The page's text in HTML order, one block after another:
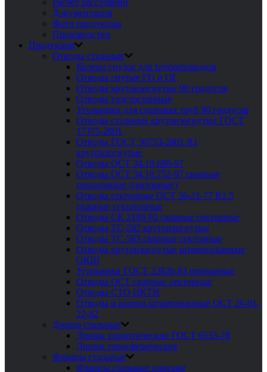
Расчет расстояний
Документация
Фото продукции
Производство
Продукция
Отводы стальные
Колено гнутое для трубопроводов
Отводы гнутые ГО и ОГ
Отводы крутоизогнутые 90 градусов
Отводы толстостенные
Угольники для стальных труб 90 градусов
Отводы стальные крутоизогнутые ГОСТ
17375-2001
Отводы ГОСТ 30753-2001 R1
крутоизогнутые
Отводы ОСТ 34.10.699-97
Отводы ОСТ 34.10.752-97 сварные
секционные (секторные)
Отводы секторные ОСТ 36-21-77 R1.5
сварные секционные
Отводы СК 2109-92 сварные секторные
Отводы ТС-582 крутоизогнутые
Отводы ТС-583 сварные секторные
Отводы крутоизогнутые штампосварные
ОКШ
Угольники ГОСТ 22820-83 приварные
Отводы ОСТ сварные секторные
Отводы СТО ЦКТИ
Отводы и колена штампованные ОСТ 26-01-
22-82
Днища стальные
Днища эллиптические ГОСТ 6533-78
Днища торосферические
Фланцы стальные
Фланцы стальные плоские